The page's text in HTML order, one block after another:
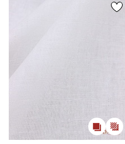
Мы публикуем
промокоды и
Электронная почта